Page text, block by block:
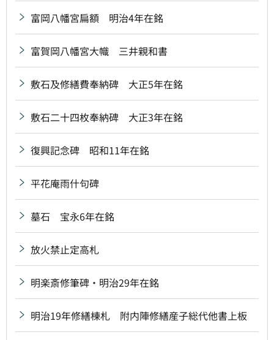
富岡八幡宮扁額 明治4年在銘
富賀岡八幡宮大幟 三井親和書
敷石及修繕費奉納碑 大正5年在銘
敷石二十四枚奉納碑 大正3年在銘
復興記念碑 昭和11年在銘
平花庵雨什句碑
墓石 宝永6年在銘
放火禁止定高札
明楽斎修筆碑・明治29年在銘
明治19年修繕棟札 附内陣修繕産子総代他書上板